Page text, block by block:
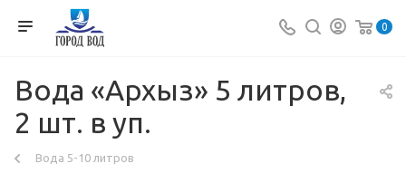
0
Вода «Архыз» 5 литров,
2 шт. в уп.
Вода 5-10 литров